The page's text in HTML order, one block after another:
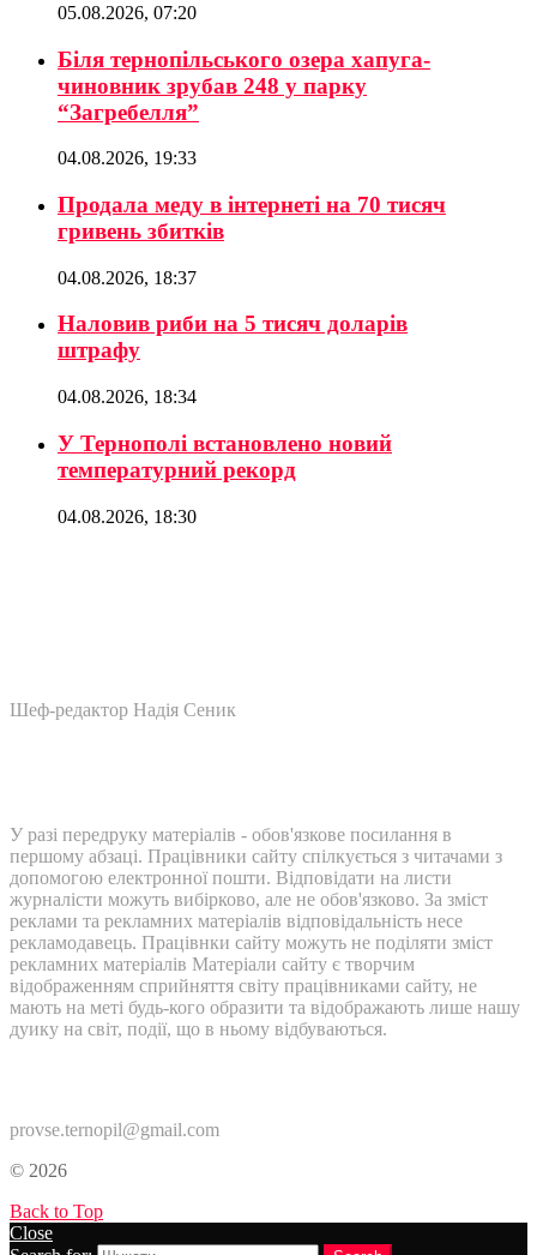
05.08.2026, 07:20
Біля тернопільського озера хапуга-
чиновник зрубав 248 у парку
“Загребелля”
04.08.2026, 19:33
Продала меду в інтернеті на 70 тисяч
гривень збитків
04.08.2026, 18:37
Наловив риби на 5 тисяч доларів
штрафу
04.08.2026, 18:34
У Тернополі встановлено новий
температурний рекорд
04.08.2026, 18:30
Шеф-редактор Надія Сеник
У разі передруку матеріалів - обов'язкове посилання в
першому абзаці. Працівники сайту спілкується з читачами з
допомогою електронної пошти. Відповідати на листи
журналісти можуть вибірково, але не обов'язково. За зміст
реклами та рекламних матеріалів відповідальність несе
рекламодавець. Працівнки сайту можуть не поділяти зміст
рекламних матеріалів Матеріали сайту є творчим
відображенням сприйняття світу працівниками сайту, не
мають на меті будь-кого образити та відображають лише нашу
дуику на світ, події, що в ньому відбуваються.
provse.ternopil@gmail.com
© 2026
Back to Top
Close